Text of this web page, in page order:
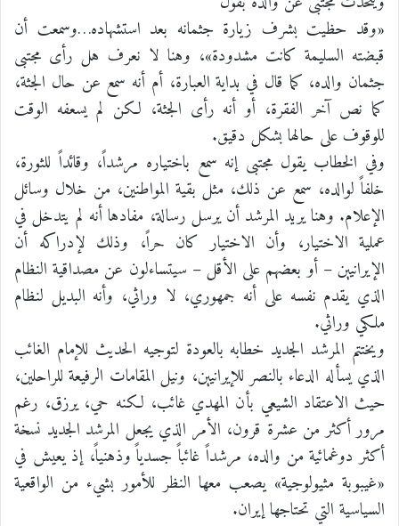
«وقد حظيت بشرف زيارة جثمانه بعد استشهاده…وسمعت أن
قبضته السليمة كانت مشدودة»، وهنا لا نعرف هل رأى مجتبى
جثمان والده، كما قال في بداية العبارة، أم أنه سمع عن حال الجثة،
كما نص آخر الفقرة، أو أنه رأى الجثة، لكن لم يسعفه الوقت
للوقوف على حالها بشكل دقيق.
وفي الخطاب يقول مجتبى إنه سمع باختياره مرشداً، وقائداً للثورة،
خلفاً لوالده، سمع عن ذلك، مثل بقية المواطنين، من خلال وسائل
الإعلام. وهنا يريد المرشد أن يرسل رسالة، مفادها أنه لم يتدخل في
عملية الاختيار، وأن الاختيار كان حراً، وذلك لإدراكه أن
الإيرانيين – أو بعضهم على الأقل – سيتساءلون عن مصداقية النظام
الذي يقدم نفسه على أنه جمهوري، لا وراثي، وأنه البديل لنظام
ملكي وراثي.
ويختتم المرشد الجديد خطابه بالعودة لتوجيه الحديث للإمام الغائب
الذي يسأله الدعاء بالنصر للإيرانيين، ونيل المقامات الرفيعة للراحلين،
حيث الاعتقاد الشيعي بأن المهدي غائب، لكنه حي، يرزق، رغم
مرور أكثر من عشرة قرون، الأمر الذي يجعل المرشد الجديد نسخة
أكثر دوغمائية من والده، مرشداً غائباً جسدياً وذهنياً، إذ يعيش في
«غيبوبة مثيولوجية» يصعب معها النظر للأمور بشيء من الواقعية
السياسية التي تحتاجها إيران.